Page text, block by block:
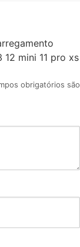
mini 11 pro xs
obrigatórios são